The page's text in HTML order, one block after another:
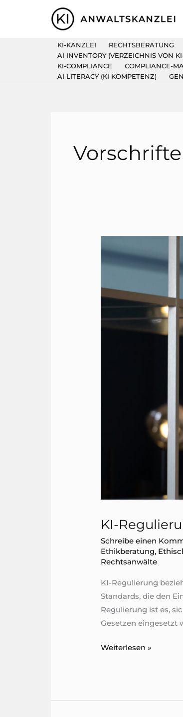
KI-KANZLEI RECHTSBERATUNG
AI INVENTORY (VERZEICHNIS VON
KI-COMPLIANCE
COMPLIANCE-
AI LITERACY (KI KOMPETENZ)
KI-
Schreibe einen
Ethikberatung,
Rechtsanwälte
KI-Regulierung
Standards, die den
Regulierung ist es,
Gesetzen eingesetzt
KI-
Weiterlesen »